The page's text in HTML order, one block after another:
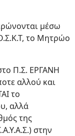
μέσω
το Μητρώο
Π.Σ. ΕΡΓΑΝΗ
αλλού και
το
αλλά
της
στην